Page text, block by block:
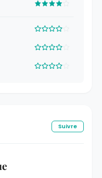
Suivre